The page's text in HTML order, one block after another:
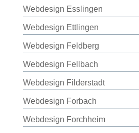
Webdesign Esslingen
Webdesign Ettlingen
Webdesign Feldberg
Webdesign Fellbach
Webdesign Filderstadt
Webdesign Forbach
Webdesign Forchheim